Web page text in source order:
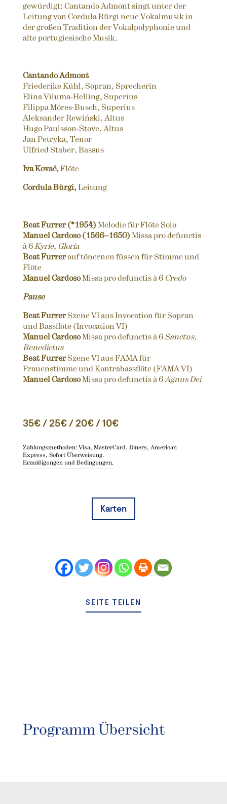
gewürdigt: Cantando Admont singt unter der
Leitung von Cordula Bürgi neue Vokalmusik in
der großen Tradition der Vokalpolyphonie und
alte portugiesische Musik.
Cantando Admont
Friederike Kühl, Sopran, Sprecherin
Elina Viluma-Helling, Superius
Filippa Möres-Busch, Superius
Aleksander Rewiński, Altus
Hugo Paulsson-Stove, Altus
Jan Petryka, Tenor
Ulfried Staber, Bassus
Iva Kovač, Flöte
Cordula Bürgi, Leitung
Beat Furrer (*1954) Melodie für Flöte Solo
Manuel Cardoso (1566–1650) Missa pro defunctis
à 6 Kyrie, Gloria
Beat Furrerauf tönernen füssen für Stimme und
Flöte
Manuel CardosoMissa pro defunctis à 6Credo
Pause
Beat FurrerSzene VI aus Invocation für Sopran
und Bassflöte (Invocation VI)
Manuel CardosoMissa pro defunctis à 6 Sanctus,
Benedictus
Beat FurrerSzene VI aus FAMA für
Frauenstimme und Kontrabassflöte (FAMA VI)
Manuel CardosoMissa pro defunctis à 6 Agnus Dei
35€ / 25€ / 20€ / 10€
Zahlungsmethoden: Visa, MasterCard, Diners, American
Express, Sofort Überweisung.
Ermäßigungen und Bedingungen.
Karten
SEITE TEILEN
Programm Übersicht